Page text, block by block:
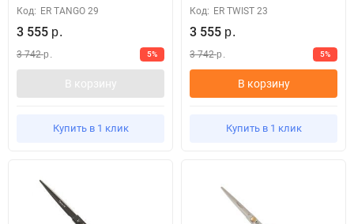
Код: ER TANGO 29
3 555 р.
3 742 р. 5%
В корзину
Купить в 1 клик
Код: ER TWIST 23
3 555 р.
3 742 р. 5%
В корзину
Купить в 1 клик